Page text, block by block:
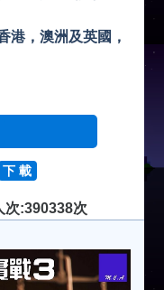
港，澳洲及英國，
下 載
次:390338次